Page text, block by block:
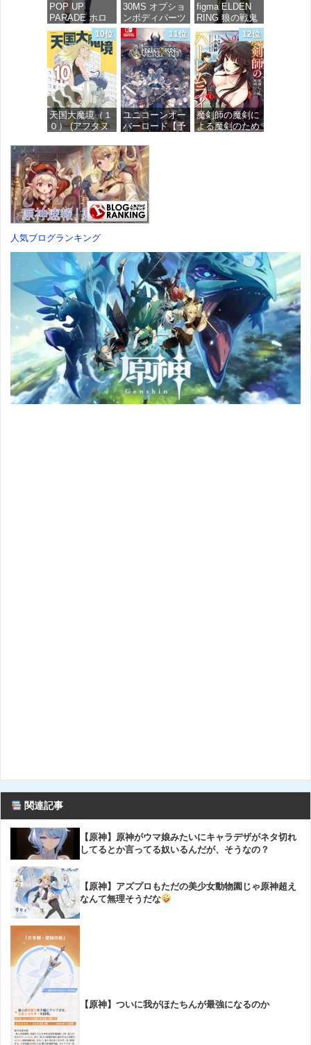
POP UP
PARADE ホロ
ライブプロダク
ション 獅白ぼ
たん ノンスケ
ール プラスチ
ック製 塗装済
み完成品フィギ
ュア
価格：¥4,676
30MS オプショ
ンボディパーツ
アームパーツ&
レッグパーツ
[カラーC] 色分
け済みプラモデ
ル
価格：¥1,949
figma ELDEN
RING 狼の戦鬼
ノンスケール
プラスチック製
塗装済み可動フ
ィギュア
価格：¥13,115
10位
天国大魔境（１
０） (アフタヌ
ス)
価格：¥759
11位
ユニコーンオー
バーロード【予
DLC「アトラス
×ヴァニラウェ
ア 紋章セッ
ト」 同梱 -
Switch
価格：¥7,182
12位
魔剣師の魔剣に
よる魔剣のため
人気ブログランキング
関連記事
【原神】原神がウマ娘みたいにキャラデザがネタ切れ
してるとか言ってる奴いるんだが、そうなの？
【原神】アズプロもただの美少女動物園じゃ原神超え
なんて無理そうだな
【原神】ついに我がほたちんが最強になるのか